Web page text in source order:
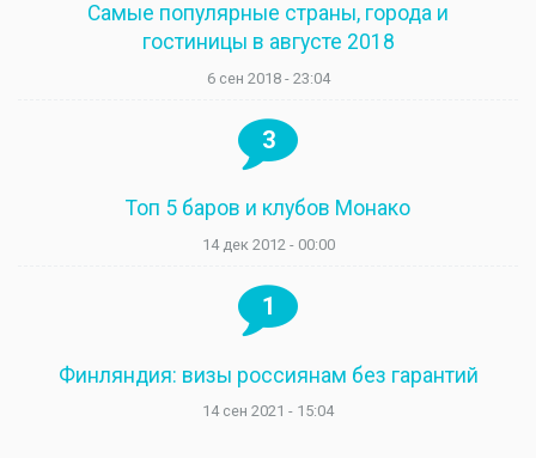
Самые популярные страны, города и
гостиницы в августе 2018
6 сен 2018 - 23:04
3
Топ 5 баров и клубов Монако
14 дек 2012 - 00:00
1
Финляндия: визы россиянам без гарантий
14 сен 2021 - 15:04